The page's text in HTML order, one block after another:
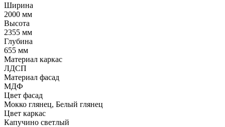
Ширина
2000 мм
Высота
2355 мм
Глубина
655 мм
Материал каркас
ЛДСП
Материал фасад
МДФ
Цвет фасад
Мокко глянец, Белый глянец
Цвет каркас
Капучино светлый